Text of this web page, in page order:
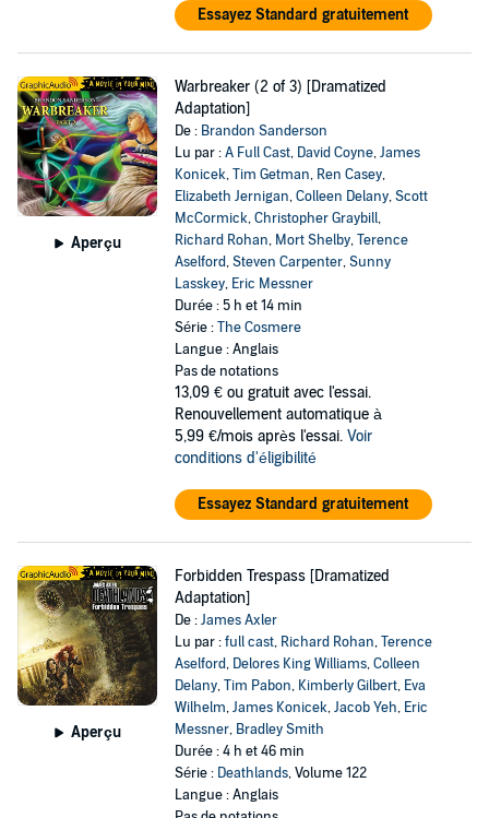
Essayez Standard gratuitement
Aperçu
Warbreaker (2 of 3) [Dramatized
Adaptation]
De : Brandon Sanderson
Lu par :A Full Cast, David Coyne,James
Konicek,Tim Getman, Ren Casey,
Elizabeth Jernigan,Colleen Delany,Scott
McCormick,Christopher Graybill,
Richard Rohan, Mort Shelby,Terence
Aselford,Steven Carpenter,Sunny
Lasskey, Eric Messner
Durée : 5 h et 14 min
Série :The Cosmere
Langue : Anglais
Pas de notations
13,09 € ou gratuit avec l'essai.
Renouvellement automatique à
5,99 €/mois après l'essai. Voir
conditions d'éligibilité
Essayez Standard gratuitement
Aperçu
Forbidden Trespass [Dramatized
Adaptation]
De :James Axler
Lu par :full cast, Richard Rohan,Terence
Aselford, Delores King Williams,Colleen
Delany,Tim Pabon, Kimberly Gilbert, Eva
Wilhelm,James Konicek,Jacob Yeh, Eric
Messner, Bradley Smith
Durée : 4 h et 46 min
Série : Deathlands, Volume 122
Langue : Anglais